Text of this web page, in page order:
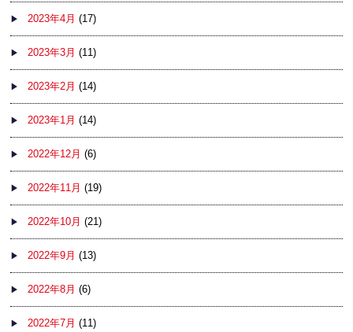
2023年4月 (17)
2023年3月 (11)
2023年2月 (14)
2023年1月 (14)
2022年12月 (6)
2022年11月 (19)
2022年10月 (21)
2022年9月 (13)
2022年8月 (6)
2022年7月 (11)